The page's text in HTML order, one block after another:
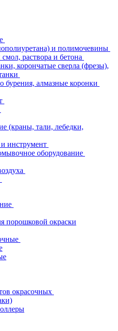
и полимочевины
раствора и бетона
корончатые сверла (фрезы),
бурения, алмазные коронки
(краны, тали, лебедки,
инструмент
оборудование
порошковой окраски
окрасочных